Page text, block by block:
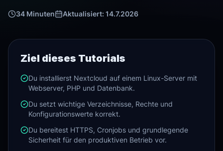
34 Minuten Aktualisiert: 14.7.2026
Ziel dieses Tutorials
Du installierst Nextcloud auf einem Linux-Server mit
Webserver, PHP und Datenbank.
Du setzt wichtige Verzeichnisse, Rechte und
Konfigurationswerte korrekt.
Du bereitest HTTPS, Cronjobs und grundlegende
Sicherheit für den produktiven Betrieb vor.